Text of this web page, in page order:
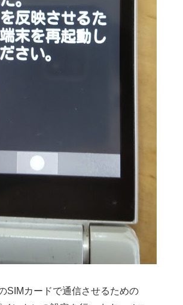
SIMカードで通信させるための